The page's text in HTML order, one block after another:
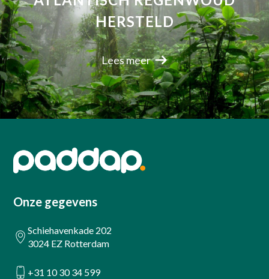
HERSTELD
Lees meer
Onze gegevens
Schiehavenkade 202
3024 EZ Rotterdam
+31 10 30 34 599